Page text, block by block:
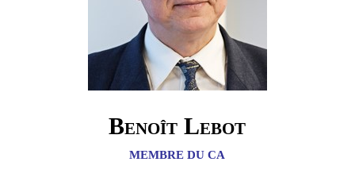
Benoît Lebot
MEMBRE DU CA